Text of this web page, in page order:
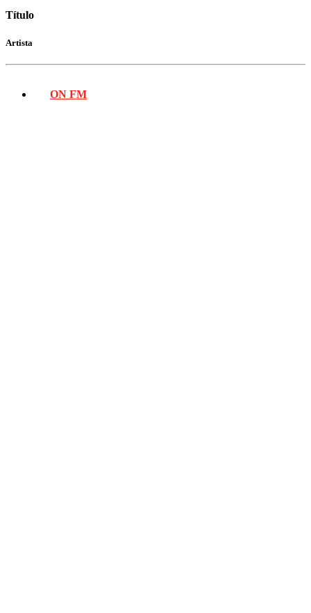
Título
Artista
ON FM